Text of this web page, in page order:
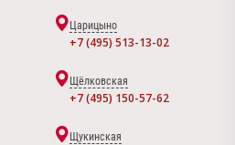
Царицыно
+7 (495) 513-13-02
Щёлковская
+7 (495) 150-57-62
Щукинская